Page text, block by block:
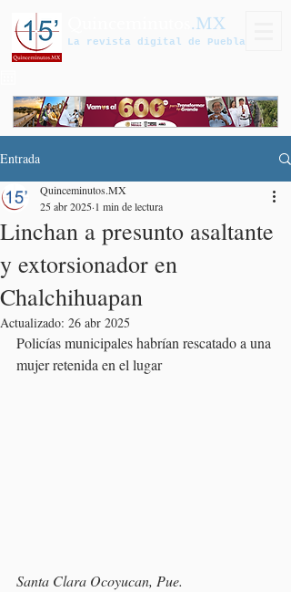
.MX
La revista digital de Puebla
Entrada
Linchan a presunto asaltante
y extorsionador en
Chalchihuapan
Quinceminutos.MX
25 abr 2025 1 min de lectura
Actualizado: 26 abr 2025
Policías municipales habrían rescatado a una
mujer retenida en el lugar
Santa Clara Ocoyucan, Pue.